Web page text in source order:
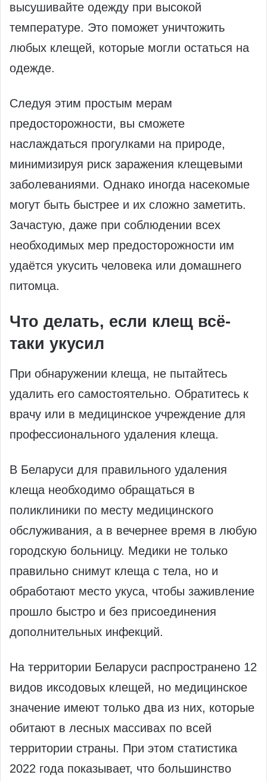
высушивайте одежду при высокой
температуре. Это поможет уничтожить
любых клещей, которые могли остаться на
одежде.
Следуя этим простым мерам
предосторожности, вы сможете
наслаждаться прогулками на природе,
минимизируя риск заражения клещевыми
заболеваниями. Однако иногда насекомые
могут быть быстрее и их сложно заметить.
Зачастую, даже при соблюдении всех
необходимых мер предосторожности им
удаётся укусить человека или домашнего
питомца.
Что делать, если клещ всё-
таки укусил
При обнаружении клеща, не пытайтесь
удалить его самостоятельно. Обратитесь к
врачу или в медицинское учреждение для
профессионального удаления клеща.
В Беларуси для правильного удаления
клеща необходимо обращаться в
поликлиники по месту медицинского
обслуживания, а в вечернее время в любую
городскую больницу. Медики не только
правильно снимут клеща с тела, но и
обработают место укуса, чтобы заживление
прошло быстро и без присоединения
дополнительных инфекций.
На территории Беларуси распространено 12
видов иксодовых клещей, но медицинское
значение имеют только два из них, которые
обитают в лесных массивах по всей
территории страны. При этом статистика
2022 года показывает, что большинство